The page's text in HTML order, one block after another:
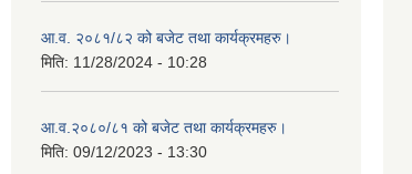
आ.व. २०८१/८२ को बजेट तथा कार्यक्रमहरु।
मिति: 11/28/2024 - 10:28
आ.व.२०८०/८१ को बजेट तथा कार्यक्रमहरु।
मिति: 09/12/2023 - 13:30